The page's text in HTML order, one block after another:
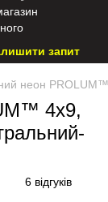
запит
неон
4x9,
6 відгуків